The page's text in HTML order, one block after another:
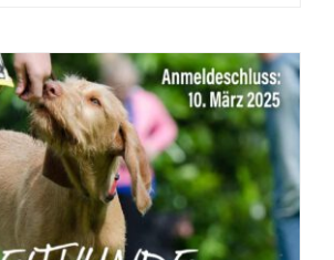
Hundeernährung